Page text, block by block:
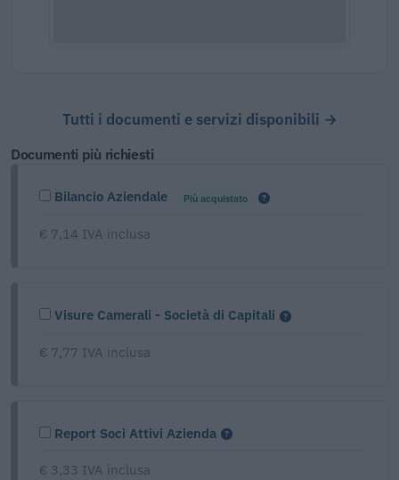
Tutti i documenti e servizi disponibili →
Documenti più richiesti
Bilancio Aziendale Più acquistato
€ 7,14 IVA inclusa
Visure Camerali - Società di Capitali
€ 7,77 IVA inclusa
Report Soci Attivi Azienda
€ 3,33 IVA inclusa